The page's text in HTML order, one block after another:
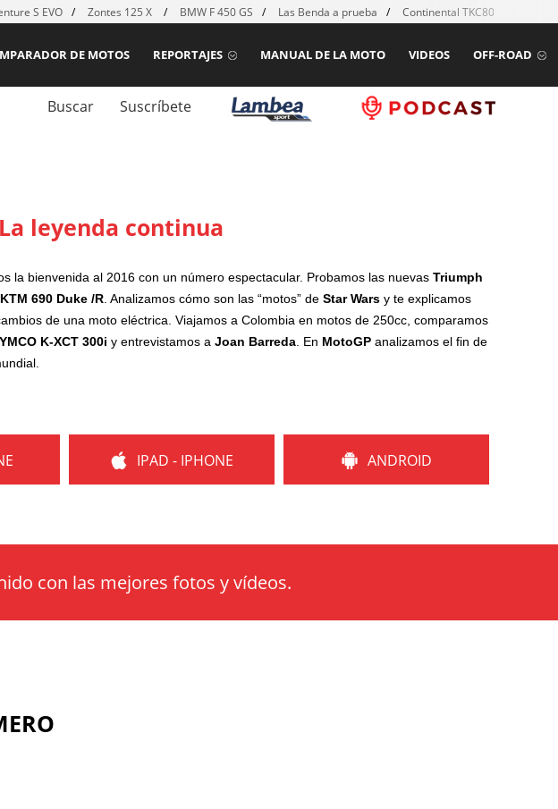
S EVO Zontes 125 X BMW F 450 GS Las Benda a prueba Continental TKC80 mk2
OFF-ROAD
VIDEOS
MANUAL DE LA MOTO
REPORTAJES
DE MOTOS
Buscar Suscríbete
La leyenda continua
la bienvenida al 2016 con un número espectacular. Probamos las nuevas Triumph
KTM 690 Duke /R. Analizamos cómo son las “motos” de Star Wars y te explicamos
de una moto eléctrica. Viajamos a Colombia en motos de 250cc, comparamos
K-XCT 300i y entrevistamos a Joan Barreda. En MotoGP analizamos el fin de
IPAD - IPHONE ANDROID
con las mejores fotos y vídeos.